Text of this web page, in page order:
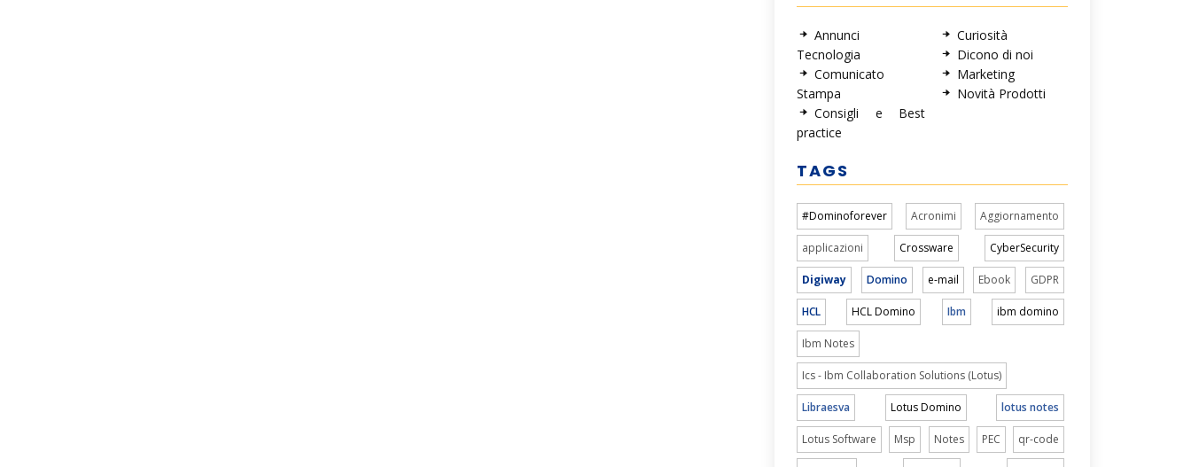
Annunci
Tecnologia
Comunicato
Stampa
Consigli e Best
practice
Curiosità
Dicono di noi
Marketing
Novità Prodotti
TAGS
#Dominoforever Acronimi Aggiornamento
applicazioni Crossware CyberSecurity
Digiway Domino e-mail Ebook GDPR
HCL HCL Domino Ibm ibm domino
Ibm Notes
Ics - Ibm Collaboration Solutions (Lotus)
Libraesva Lotus Domino lotus notes
Lotus Software Msp Notes PEC qr-code